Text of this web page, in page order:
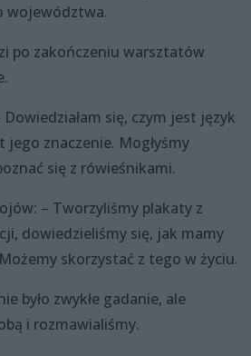
województwa.
po zakończeniu warsztatów
Dowiedziałam się, czym jest język
znaczenie. Mogłyśmy
się z rówieśnikami.
– Tworzyliśmy plakaty z
dowiedzieliśmy się, jak mamy
skorzystać z tego w życiu.
było zwykłe gadanie, ale
i rozmawialiśmy.